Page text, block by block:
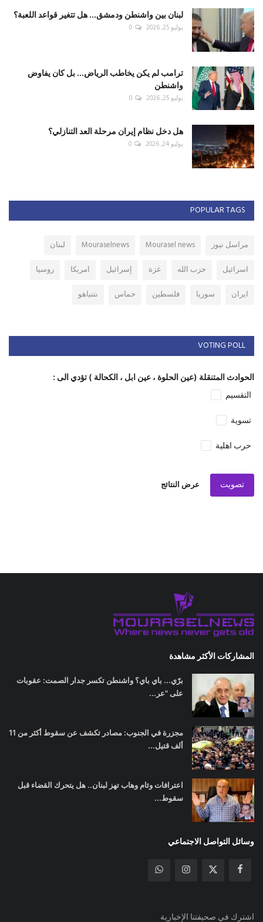
لبنان بين واشنطن ودمشق... هل تتغير قواعد اللعبة؟
يوليو 25, 2026 0
ترامب لم يكن يخاطب الرياض... بل كان يفاوض
واشنطن
يوليو 25, 2026 0
هل دخل نظام إيران مرحلة العد التنازلي؟
يوليو 24, 2026 0
POPULAR TAGS
مراسل نيوز Mourasel news
Mouraselnews
لبنان
اسرائيل
حزب الله غزة إسرائيل امريكا
روسيا
ايران
سوريا فلسطين حماس نتنياهو
VOTING POLL
الحوادث المتنقلة (عين الحلوة ، عين ابل ، الكحالة ) تؤدي الى :
التقسيم
تسوية
حرب اهلية
تصويت عرض النتائج
المشاركات الأكثر مشاهدة
برّي... باي باي؟ واشنطن تكسر جدار الصمت: عقوبات
على "عر...
مجزرة في الجنوب: مصادر تكشف عن سقوط أكثر من 11
ألف قتيل...
اعترافات وئام وهاب تهز لبنان.. هل يتحرك القضاء قبل
سقوط...
وسائل التواصل الاجتماعي
اشترك في صحيفتنا الإخبارية